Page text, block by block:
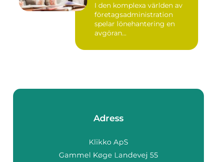
I den komplexa världen av
företagsadministration
spelar lönehantering en
avgöran...
Adress